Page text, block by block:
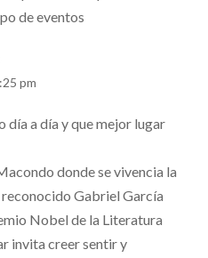
de eventos
pm
día a día y que mejor lugar
donde se vivencia la
Gabriel García
Nobel de la Literatura
invita creer sentir y